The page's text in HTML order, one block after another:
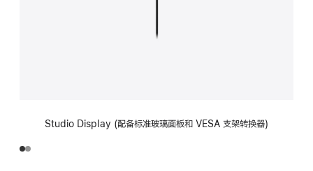
Studio Display (配备标准玻璃面板和 VESA 支架转换器)